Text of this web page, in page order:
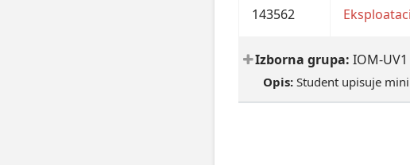
143562
Izborna grupa: IOM-UV1
Opis: Student upisuje